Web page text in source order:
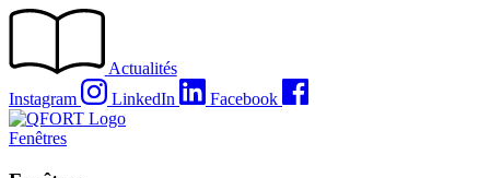
Passer
Actualités
Instagram
LinkedIn Facebook
Fenêtres